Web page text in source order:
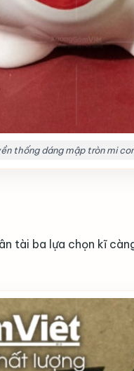
thống dáng mập tròn mi
tài ba lựa chọn kĩ